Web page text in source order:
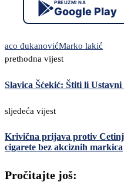
PREUZMI NA
Google Play
aco đukanovićMarko lakić
prethodna vijest
Slavica Šćekić: Štiti li
sljedeća vijest
Krivična prijava protiv
cigarete bez akciznih markica
Pročitajte još: